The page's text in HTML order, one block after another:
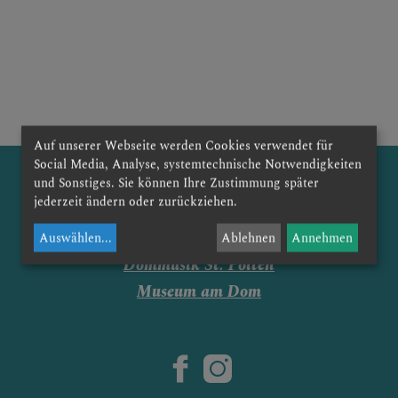
Dommusik St. Pölten
Museum am Dom
Auf unserer Webseite werden Cookies verwendet für
Social Media, Analyse, systemtechnische Notwendigkeiten
und Sonstiges. Sie können Ihre Zustimmung später
jederzeit ändern oder zurückziehen.
Auswählen... Ablehnen Annehmen